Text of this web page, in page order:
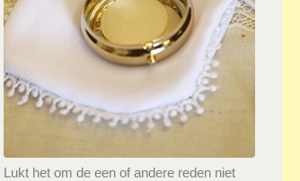
Lukt het om de een of andere reden niet